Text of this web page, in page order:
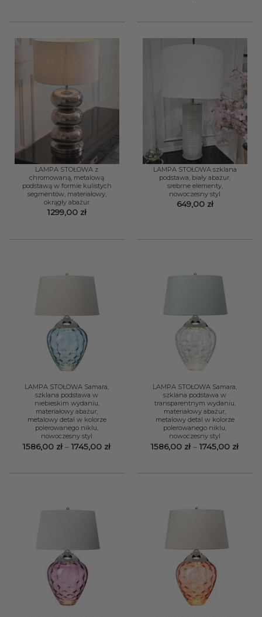
LAMPA STOŁOWA z
chromowaną, metalową
podstawą w formie kulistych
segmentów, materiałowy,
okrągły abażur
1299,00 zł
LAMPA STOŁOWA szklana
podstawa, biały abażur,
srebrne elementy,
nowoczesny styl
649,00 zł
LAMPA STOŁOWA Samara,
szklana podstawa w
niebieskim wydaniu,
materiałowy abażur,
metalowy detal w kolorze
polerowanego niklu,
nowoczesny styl
1586,00 zł – 1745,00 złZakres
do
LAMPA STOŁOWA Samara,
szklana podstawa w
transparentnym wydaniu,
materiałowy abażur,
metalowy detal w kolorze
polerowanego niklu,
nowoczesny styl
1586,00 zł – 1745,00 zł
do